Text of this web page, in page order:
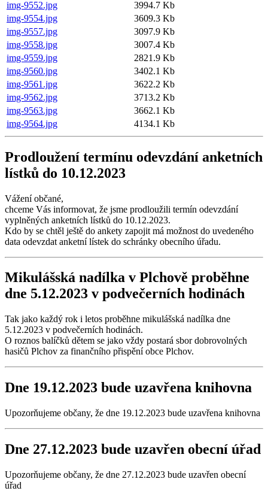
img-9552.jpg
3994.7 Kb
img-9554.jpg
3609.3 Kb
img-9557.jpg
3097.9 Kb
img-9558.jpg
3007.4 Kb
img-9559.jpg
2821.9 Kb
img-9560.jpg
3402.1 Kb
img-9561.jpg
3622.2 Kb
img-9562.jpg
3713.2 Kb
img-9563.jpg
3662.1 Kb
img-9564.jpg
4134.1 Kb
Prodloužení termínu odevzdání anketních
lístků do 10.12.2023
Vážení občané,
chceme Vás informovat, že jsme prodloužili termín odevzdání
vyplněných anketních lístků do 10.12.2023.
Kdo by se chtěl ještě do ankety zapojit má možnost do uvedeného
data odevzdat anketní lístek do schránky obecního úřadu.
Mikulášská nadílka v Plchově proběhne
dne 5.12.2023 v podvečerních hodinách
Tak jako každý rok i letos proběhne mikulášská nadílka dne
5.12.2023 v podvečerních hodinách.
O roznos balíčků dětem se jako vždy postará sbor dobrovolných
hasičů Plchov za finančního přispění obce Plchov.
Dne 19.12.2023 bude uzavřena knihovna
Upozorňujeme občany, že dne 19.12.2023 bude uzavřena knihovna
Dne 27.12.2023 bude uzavřen obecní úřad
Upozorňujeme občany, že dne 27.12.2023 bude uzavřen obecní
úřad